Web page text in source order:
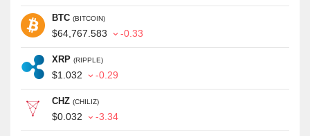
BTC (BITCOIN)
$64,767.583 -0.33
XRP (RIPPLE)
$1.032 -0.29
CHZ (CHILIZ)
$0.032 -3.34